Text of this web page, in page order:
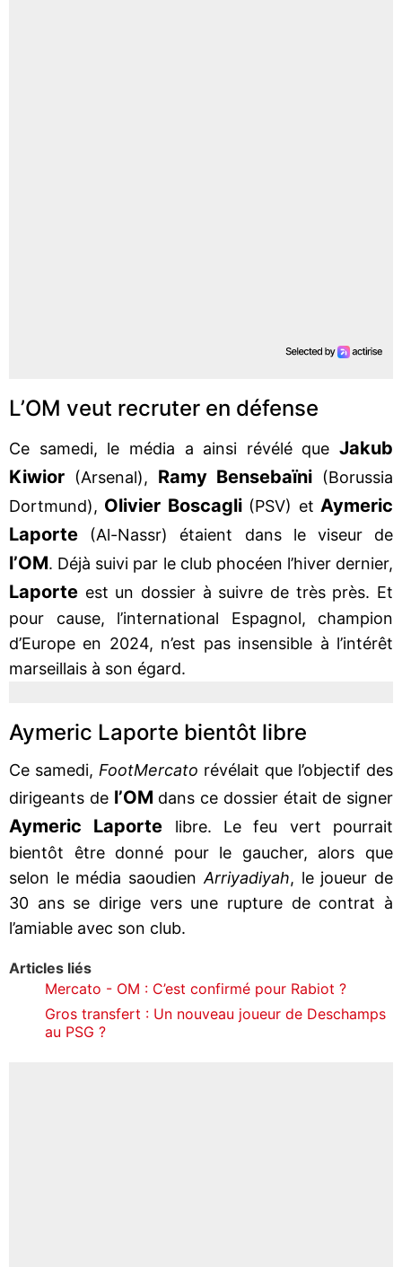
L’OM veut recruter en défense
Ce samedi, le média a ainsi révélé que Jakub
Kiwior (Arsenal), Ramy Bensebaïni (Borussia
Dortmund), Olivier Boscagli(PSV) et Aymeric
Laporte (Al-Nassr) étaient dans le viseur de
l’OM. Déjà suivi par le club phocéen l’hiver dernier,
Laporte est un dossier à suivre de très près. Et
pour cause, l’international Espagnol, champion
d’Europe en 2024, n’est pas insensible à l’intérêt
marseillais à son égard.
Aymeric Laporte bientôt libre
Ce samedi, FootMercato révélait que l’objectif des
dirigeants de l’OM dans ce dossier était de signer
Aymeric Laporte libre. Le feu vert pourrait
bientôt être donné pour le gaucher, alors que
selon le média saoudien Arriyadiyah, le joueur de
30 ans se dirige vers une rupture de contrat à
l’amiable avec son club.
Articles liés
Mercato - OM : C’est confirmé pour Rabiot ?
Gros transfert : Un nouveau joueur de Deschamps
au PSG ?